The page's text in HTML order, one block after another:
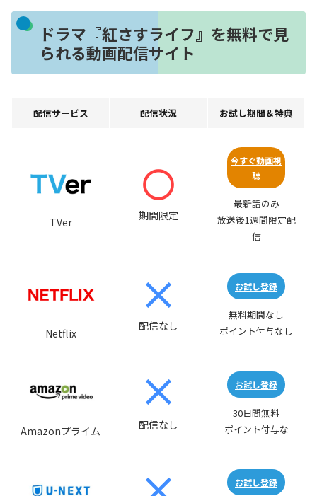
ドラマ『紅さすライフ』を無料で見
られる動画配信サイト
配信サービス 配信状況 お試し期間＆特典
TVer 期間限定
今すぐ動画視
聴
最新話のみ
放送後1週間限定配
信
Netflix
配信なし
お試し登録
無料期間なし
ポイント付与なし
Amazonプライム 配信なし
お試し登録
30日間無料
ポイント付与な
お試し登録